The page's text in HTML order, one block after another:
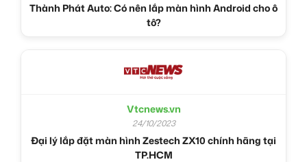
Thành Phát Auto: Có nên lắp màn hình Android cho ô
tô?
Vtcnews.vn
24/10/2023
Đại lý lắp đặt màn hình Zestech ZX10 chính hãng tại
TP.HCM